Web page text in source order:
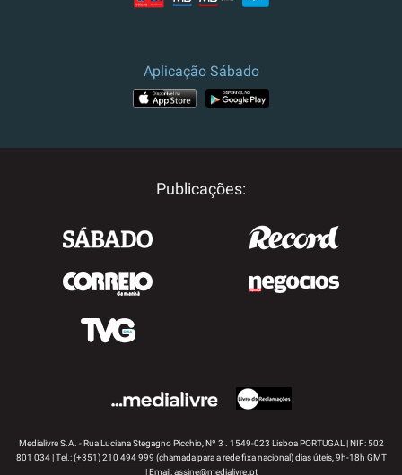
Aplicação Sábado
Publicações:
Medialivre S.A. - Rua Luciana Stegagno Picchio, Nº 3 . 1549-023 Lisboa PORTUGAL | NIF: 502
801 034 | Tel.:(+351) 210 494 999 (chamada para a rede fixa nacional) dias úteis, 9h-18h GMT
| Email:assine@medialivre.pt